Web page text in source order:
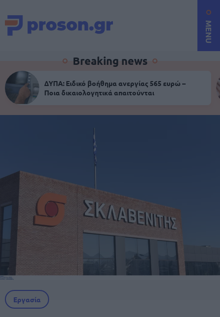
MENU
Breaking news
ΔΥΠΑ: Ειδικό βοήθημα ανεργίας 565 ευρώ –
Ποια δικαιολογητικά απαιτούνται
Εργασία